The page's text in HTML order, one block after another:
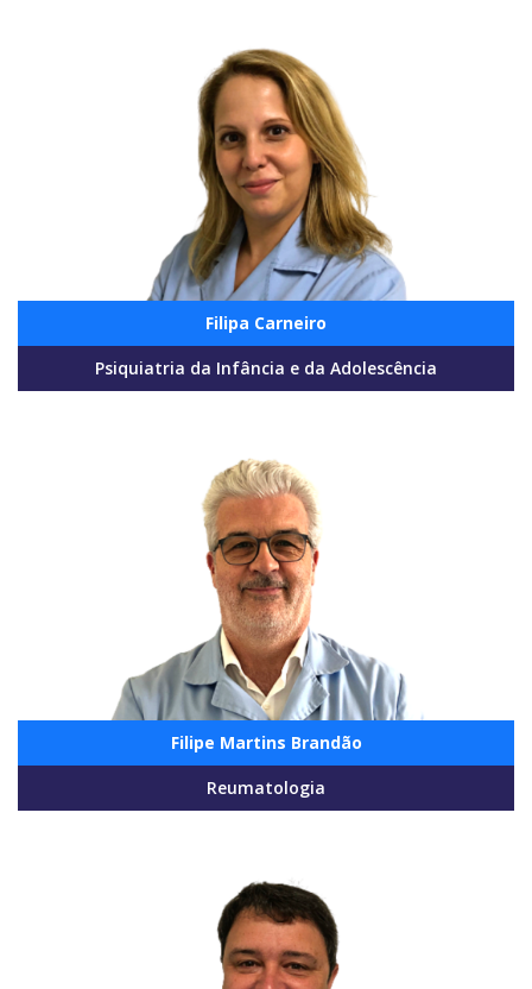
Filipa Carneiro
Psiquiatria da Infância e da Adolescência
Filipe Martins Brandão
Reumatologia